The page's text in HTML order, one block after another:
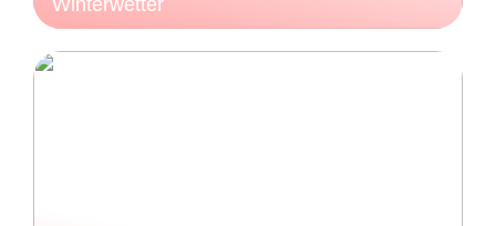
Winterwetter